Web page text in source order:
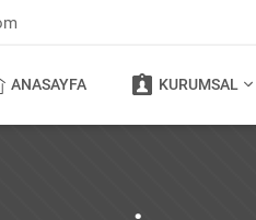
ANASAYFA KURUMSAL